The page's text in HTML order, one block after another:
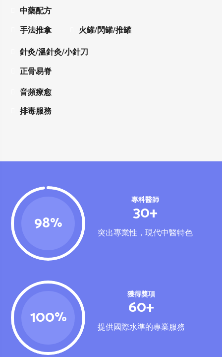
中藥配方
手法推拿
火罐/閃罐/推罐
針灸/溫針灸/小針刀
正骨易脊
音頻療愈
排毒服務
98%
專科醫師
30+
突出專業性，現代中醫特色
100%
獲得獎項
60+
提供國際水準的專業服務